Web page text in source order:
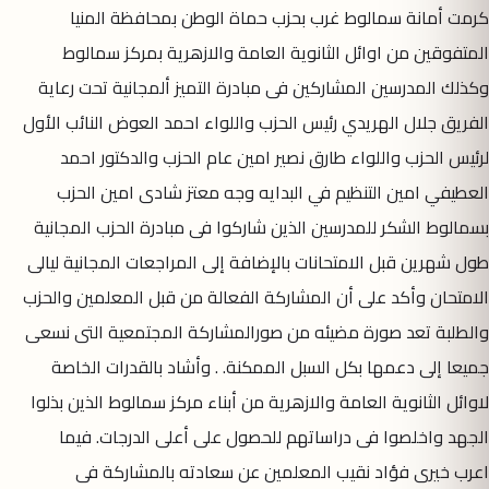
كرمت أمانة سمالوط غرب بحزب حماة الوطن بمحافظة المنيا
المتفوقين من اوائل الثانوية العامة والازهرية بمركز سمالوط
وكذلك المدرسين المشاركين فى مبادرة التميز ألمجانية تحت رعاية
الفريق جلال الهريدي رئيس الحزب واللواء احمد العوض النائب الأول
لرئيس الحزب واللواء طارق نصير امين عام الحزب والدكتور احمد
العطيفي امين التنظيم في البدايه وجه معتز شادى امين الحزب
بسمالوط الشكر للمدرسين الذين شاركوا فى مبادرة الحزب المجانية
طول شهرين قبل الامتحانات بالإضافة إلى المراجعات المجانية ليالى
الامتحان وأكد على أن المشاركة الفعالة من قبل المعلمين والحزب
والطلبة تعد صورة مضيئه من صورالمشاركة المجتمعية التى نسعى
جميعا إلى دعمها بكل السبل الممكنة. . وأشاد بالقدرات الخاصة
لاوائل الثانوية العامة والازهرية من أبناء مركز سمالوط الذين بذلوا
الجهد واخلصوا فى دراساتهم للحصول على أعلى الدرجات. فيما
اعرب خيرى فؤاد نقيب المعلمين عن سعادته بالمشاركة فى